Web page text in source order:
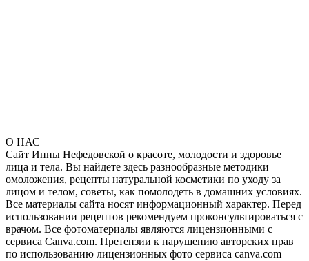
О НАС
Сайт Инны Нефедовской о красоте, молодости и здоровье
лица и тела. Вы найдете здесь разнообразные методики
омоложения, рецепты натуральной косметики по уходу за
лицом и телом, советы, как помолодеть в домашних условиях.
Все материалы сайта носят информационный характер. Перед
использовании рецептов рекомендуем проконсультироваться с
врачом. Все фотоматериалы являются лицензионными с
сервиса Canva.com. Претензии к нарушению авторских прав
по использованию лицензионных фото сервиса canva.com